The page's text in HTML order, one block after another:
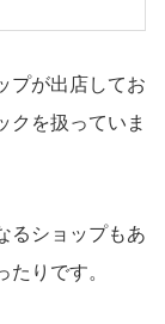
プが出店してお
クを扱っていま
るショップもあ
りです。